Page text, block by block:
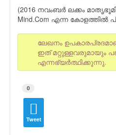
(2016 നവംബര്‍ ലക്കം
Mind.Com എന്ന കോളത്തില്‍
ലേഖനം
ഇത് മറ്റുള്ളവരുമായും
എന്നഭ്യര്‍ത്ഥിക്കുന്നു.
0
Tweet